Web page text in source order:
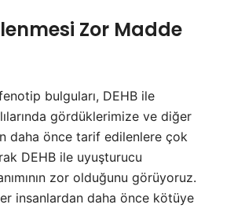
Zor Madde
bulguları, DEHB ile
gördüklerimize ve diğer
daha önce tarif edilenlere çok
DEHB ile uyuşturucu
zor olduğunu görüyoruz.
insanlardan daha önce kötüye